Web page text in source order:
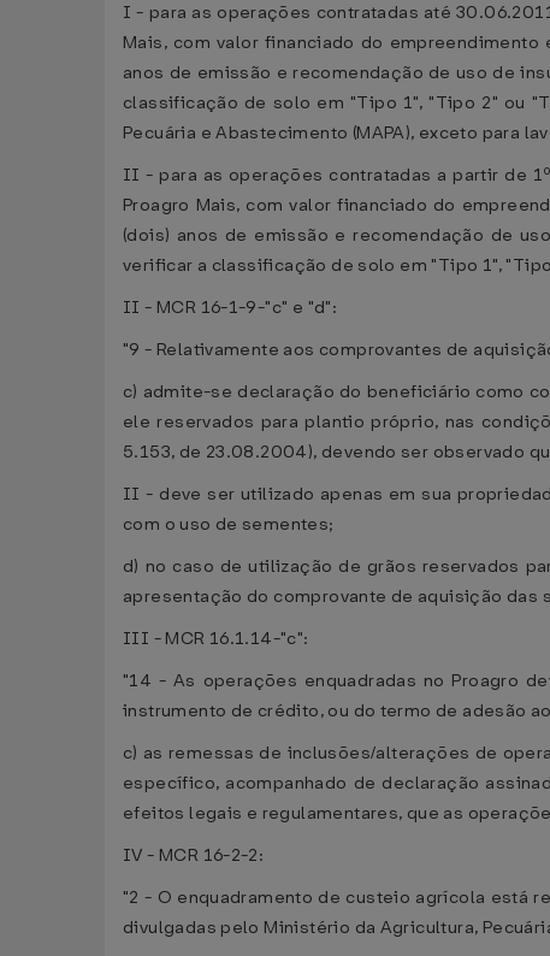
I - para as operações contratadas até
Mais, com valor financiado do
anos de emissão e recomendação de uso de
classificação de solo em "Tipo 1", "Tipo 2" ou
Pecuária e Abastecimento (MAPA), exceto para
II - para as operações contratadas a partir de
Proagro Mais, com valor financiado do
(dois) anos de emissão e recomendação de
verificar a classificação de solo em "Tipo 1",
II - MCR 16-1-9-"c" e "d":
"9 - Relativamente aos comprovantes de
c) admite-se declaração do beneficiário como
ele reservados para plantio próprio, nas
5.153, de 23.08.2004), devendo ser observado
II - deve ser utilizado apenas em sua
com o uso de sementes;
d) no caso de utilização de grãos reservados
apresentação do comprovante de aquisição das
III - MCR 16.1.14-"c":
"14 - As operações enquadradas no Proagro
instrumento de crédito, ou do termo de adesão
c) as remessas de inclusões/alterações de
específico, acompanhado de declaração
efeitos legais e regulamentares, que as
IV - MCR 16-2-2:
"2 - O enquadramento de custeio agrícola está
divulgadas pelo Ministério da Agricultura,